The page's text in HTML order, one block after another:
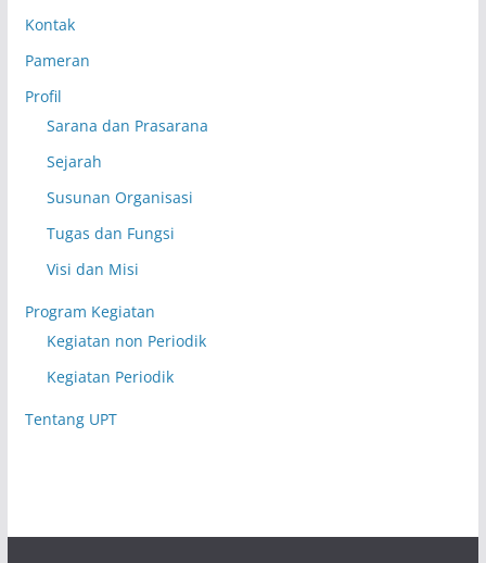
Kontak
Pameran
Profil
Sarana dan Prasarana
Sejarah
Susunan Organisasi
Tugas dan Fungsi
Visi dan Misi
Program Kegiatan
Kegiatan non Periodik
Kegiatan Periodik
Tentang UPT